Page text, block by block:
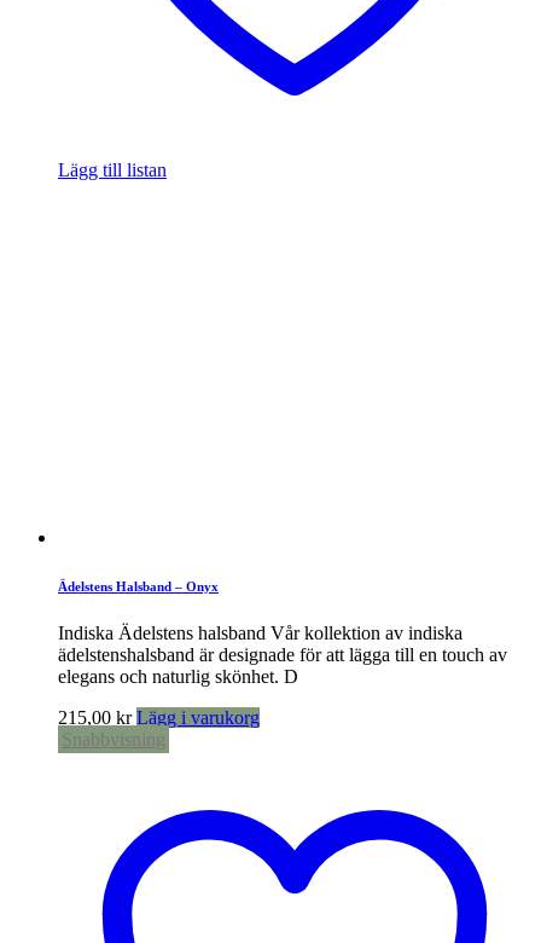
Lägg till listan
Ädelstens Halsband – Onyx
Indiska Ädelstens halsband Vår kollektion av indiska
ädelstenshalsband är designade för att lägga till en touch av
elegans och naturlig skönhet. D
215,00 kr Lägg i varukorg
Snabbvisning